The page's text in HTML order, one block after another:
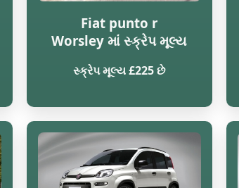
Fiat punto r
Worsley માં સ્ક્રેપ મૂલ્ય
સ્ક્રેપ મૂલ્ય £225 છે